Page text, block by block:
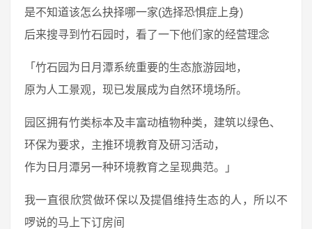
是不知道该怎么抉择哪一家(选择恐惧症上身)
后来搜寻到竹石园时，看了一下他们家的经营理念
「竹石园为日月潭系统重要的生态旅游园地，
原为人工景观，现已发展成为自然环境场所。
园区拥有竹类标本及丰富动植物种类，建筑以绿色、
环保为要求，主推环境教育及研习活动，
作为日月潭另一种环境教育之呈现典范。」
我一直很欣赏做环保以及提倡维持生态的人，所以不
啰说的马上下订房间